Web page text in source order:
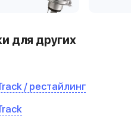
для других
/ рестайлинг